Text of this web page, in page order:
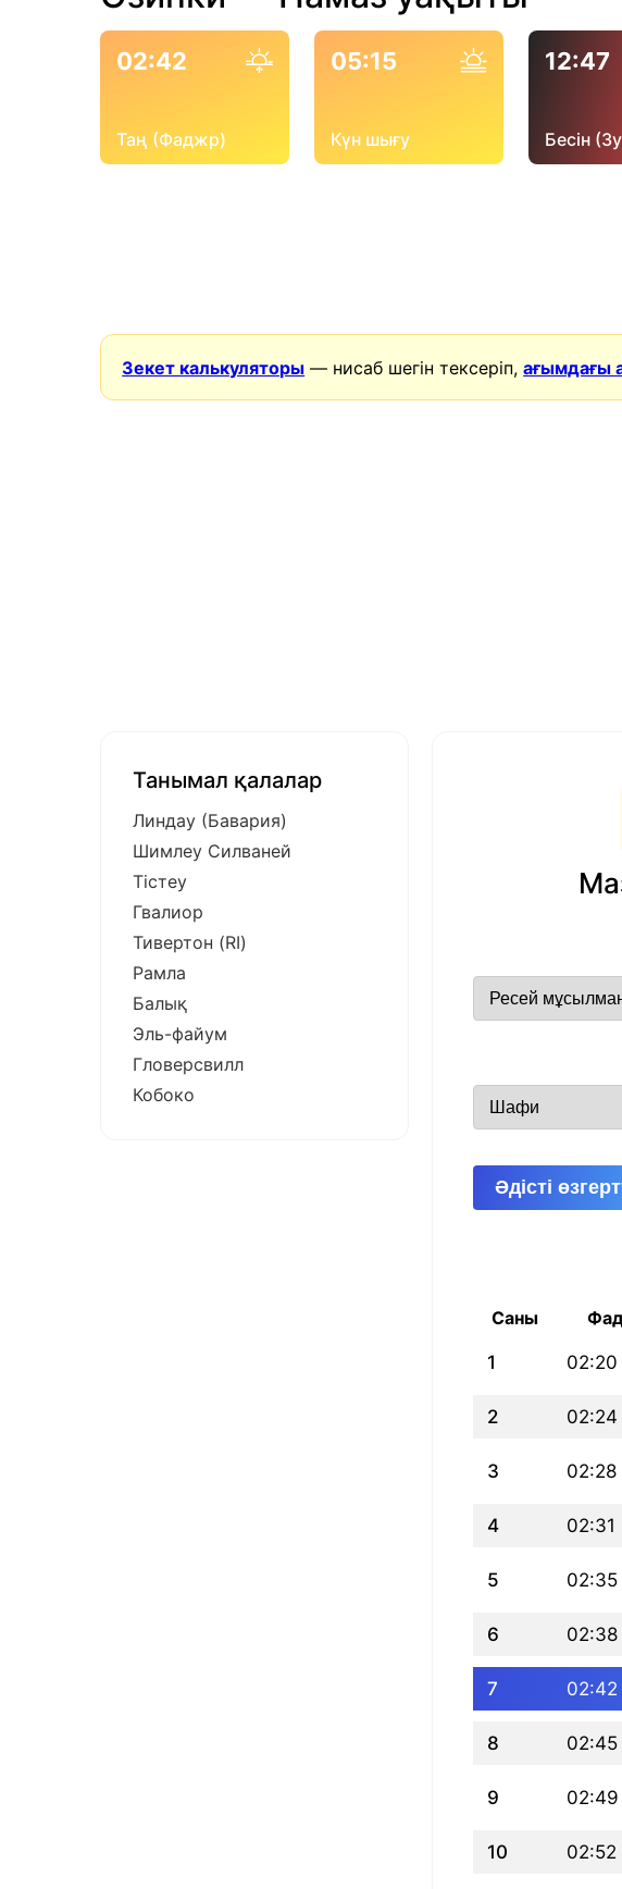
02:42
Таң (Фаджр)
05:15
Күн шығу
12:47
Бесін
Зекет калькуляторы — нисаб шегін тексеріп,ағымдағы
Әдісті
Саны
1 02:20
2 02:24
3 02:28
4 02:31
5 02:35
6 02:38
7 02:42
8 02:45
9 02:49
10 02:52
Танымал қалалар
Линдау (Бавария)
Шимлеу Силваней
Тістеу
Гвалиор
Тивертон (RI)
Рамла
Балық
Эль-файум
Гловерсвилл
Кобоко